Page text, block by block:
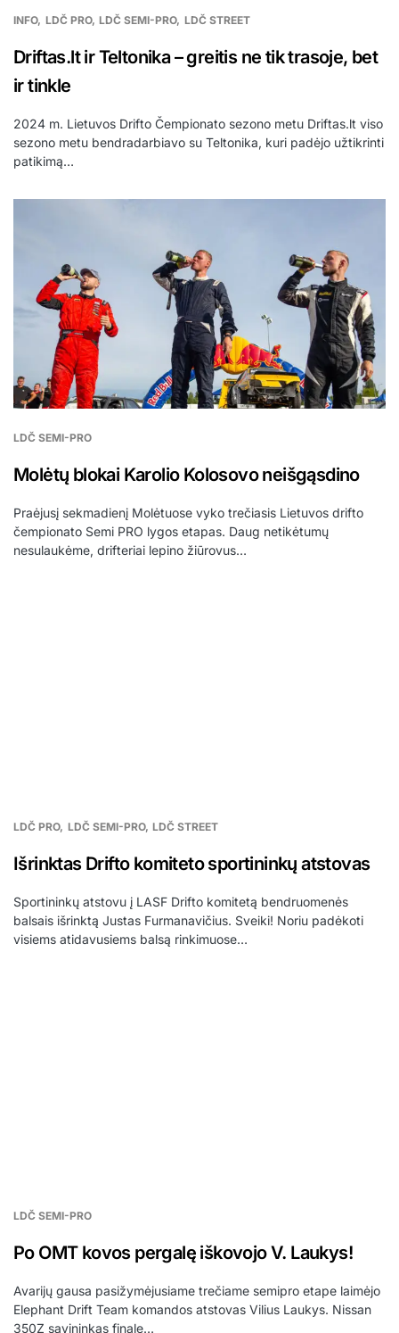
INFO LDČ PRO LDČ SEMI-PRO LDČ STREET
Driftas.lt ir Teltonika – greitis ne tik trasoje, bet
ir tinkle
2024 m. Lietuvos Drifto Čempionato sezono metu Driftas.lt viso
sezono metu bendradarbiavo su Teltonika, kuri padėjo užtikrinti
patikimą…
LDČ SEMI-PRO
Molėtų blokai Karolio Kolosovo neišgąsdino
Praėjusį sekmadienį Molėtuose vyko trečiasis Lietuvos drifto
čempionato Semi PRO lygos etapas. Daug netikėtumų
nesulaukėme, drifteriai lepino žiūrovus…
LDČ PRO LDČ SEMI-PRO LDČ STREET
Išrinktas Drifto komiteto sportininkų atstovas
Sportininkų atstovu į LASF Drifto komitetą bendruomenės
balsais išrinktą Justas Furmanavičius. Sveiki! Noriu padėkoti
visiems atidavusiems balsą rinkimuose…
LDČ SEMI-PRO
Po OMT kovos pergalę iškovojo V. Laukys!
Avarijų gausa pasižymėjusiame trečiame semipro etape laimėjo
Elephant Drift Team komandos atstovas Vilius Laukys. Nissan
350Z savininkas finale…